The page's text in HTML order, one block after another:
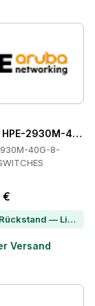
HPE-2930M-
40G-8-
€
Artikel im Rückstand — Lieferzeit per Chat erfragen
Versand